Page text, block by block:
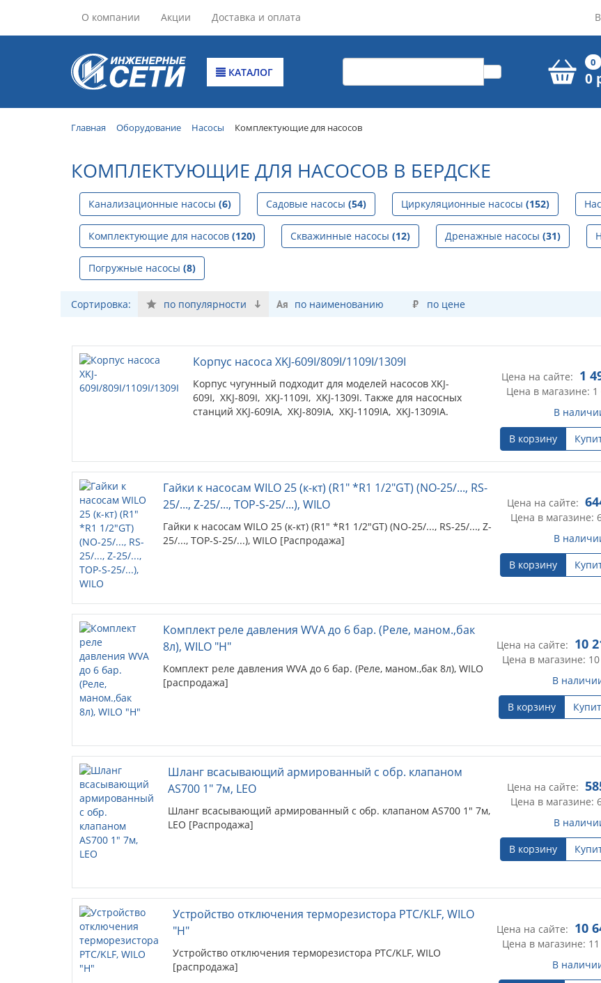
О компании Акции Доставка и оплата
КАТАЛОГ
0
0
Главная Оборудование Насосы Комплектующие для насосов
КОМПЛЕКТУЮЩИЕ ДЛЯ НАСОСОВ В БЕРДСКЕ
Канализационные насосы (6) Садовые насосы (54) Циркуляционные насосы (152)
Комплектующие для насосов (120) Скважинные насосы (12) Дренажные насосы (31)
Погружные насосы (8)
Сортировка: по популярности по наименованию по цене
Корпус насоса XKJ-609I/809I/1109I/1309I
Корпус чугунный подходит для моделей насосов XKJ-
609I, XKJ-809I, XKJ-1109I, XKJ-1309I. Также для насосных
станций XKJ-609IA, XKJ-809IA, XKJ-1109IA, XKJ-1309IA.
Цена на сайте: 1
Цена в магазине: 1
В
В корзину
Гайки к насосам WILO 25 (к-кт) (R1" *R1 1/2"GT) (NO-25/..., RS-
25/..., Z-25/..., TOP-S-25/...), WILO
Гайки к насосам WILO 25 (к-кт) (R1" *R1 1/2"GT) (NO-25/..., RS-25/..., Z-
25/..., TOP-S-25/...), WILO [Распродажа]
Цена на сайте:
Цена в магазине:
В
В корзину
Комплект реле давления WVA до 6 бар. (Реле, маном.,бак
8л), WILO "Н"
Комплект реле давления WVA до 6 бар. (Реле, маном.,бак 8л), WILO
[распродажа]
Цена на сайте: 10
Цена в магазине:
В
В корзину
Шланг всасывающий армированный с обр. клапаном
AS700 1" 7м, LEO
Шланг всасывающий армированный с обр. клапаном AS700 1" 7м,
LEO [Распродажа]
Цена на сайте:
Цена в магазине:
В
В корзину
Устройство отключения терморезистора PTC/KLF, WILO
"Н"
Устройство отключения терморезистора PTC/KLF, WILO
[распродажа]
Цена на сайте: 10
Цена в магазине:
В